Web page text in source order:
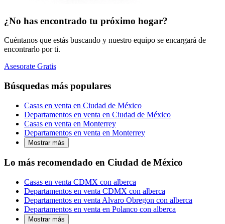
¿No has encontrado tu próximo hogar?
Cuéntanos que estás buscando y nuestro equipo se encargará de
encontrarlo por ti.
Asesorate Gratis
Búsquedas más populares
Casas en venta en Ciudad de México
Departamentos en venta en Ciudad de México
Casas en venta en Monterrey
Departamentos en venta en Monterrey
Mostrar más
Lo más recomendado en Ciudad de México
Casas en venta CDMX con alberca
Departamentos en venta CDMX con alberca
Departamentos en venta Alvaro Obregon con alberca
Departamentos en venta en Polanco con alberca
Mostrar más